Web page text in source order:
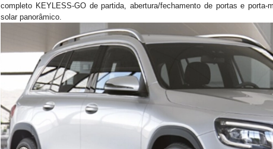
completo KEYLESS-GO de partida, abertura/fechamento de portas e
solar panorâmico.